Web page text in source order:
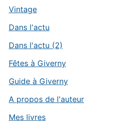
Vintage
Dans l'actu
Dans l'actu (2)
Fêtes à Giverny
Guide à Giverny
A propos de l'auteur
Mes livres